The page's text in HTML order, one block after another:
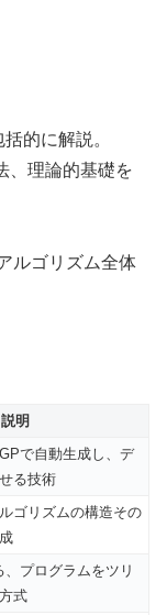
的に解説。
、理論的基礎を
ルゴリズム全体
説明
で自動生成し、デ
る技術
ゴリズムの構造その
プログラムをツリ
式